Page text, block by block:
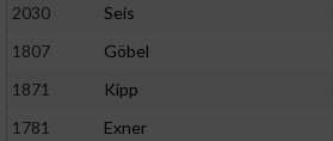
2030
Seis
1807
Göbel
1871
Kipp
1781
Exner